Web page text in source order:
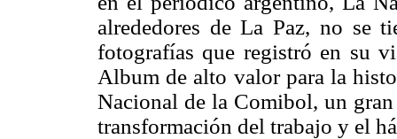
alrededores de La Paz, no se
fotografías que registró en su
Album de alto valor para la
Nacional de la Comibol, un
transformación del trabajo y el